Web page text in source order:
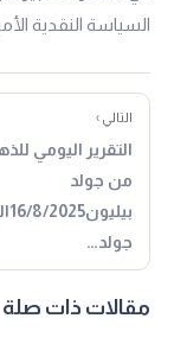
السياسة النقدية
التالي ›
التقرير اليومي
من جولد
جولد…
مقالات ذات صلة